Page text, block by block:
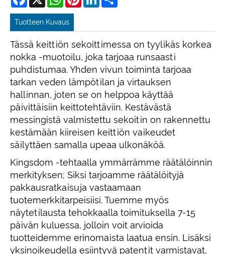
Tuotteen Kuvaus
Tässä keittiön sekoittimessa on tyylikäs korkea
nokka -muotoilu, joka tarjoaa runsaasti
puhdistumaa. Yhden vivun toiminta tarjoaa
tarkan veden lämpötilan ja virtauksen
hallinnan, joten se on helppoa käyttää
päivittäisiin keittotehtäviin. Kestävästä
messingistä valmistettu sekoitin on rakennettu
kestämään kiireisen keittiön vaikeudet
säilyttäen samalla upeaa ulkonäköä.
Kingsdom -tehtaalla ymmärrämme räätälöinnin
merkityksen; Siksi tarjoamme räätälöityjä
pakkausratkaisuja vastaamaan
tuotemerkkitarpeisiisi. Tuemme myös
näytetilausta tehokkaalla toimituksella 7-15
päivän kuluessa, jolloin voit arvioida
tuotteidemme erinomaista laatua ensin. Lisäksi
yksinoikeudella esiintyvä patentit varmistavat,